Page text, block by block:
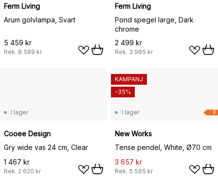
Ferm Living
Arum golvlampa, Svart
5 459 kr
Rek. 8 589 kr
Ferm Living
Pond spegel large, Dark
chrome
2 499 kr
Rek. 3 985 kr
I lager
Cooee Design
Gry wide vas 24 cm, Clear
1 467 kr
Rek. 2 620 kr
F
I lager
New Works
Tense pendel, White, Ø70 cm
3 657 kr
Rek. 5 595 kr
KAMPANJ
-35%